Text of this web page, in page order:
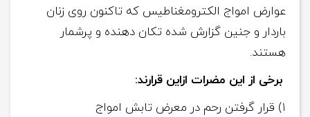
عوارض امواج الکترومغناطیس که تاکنون روی زنان
باردار و جنین گزارش‌ شده تکان‌ دهنده و پرشمار
هستند.
برخی از این مضرات ازاین‌ قرارند:
۱) قرار گرفتن رحم در معرض تابش امواج